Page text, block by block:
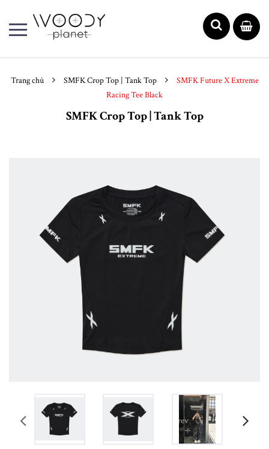
Trang chủ SMFK Crop Top | Tank Top
SMFK Future X Extreme
Racing Tee Black
SMFK Crop Top | Tank Top
prev